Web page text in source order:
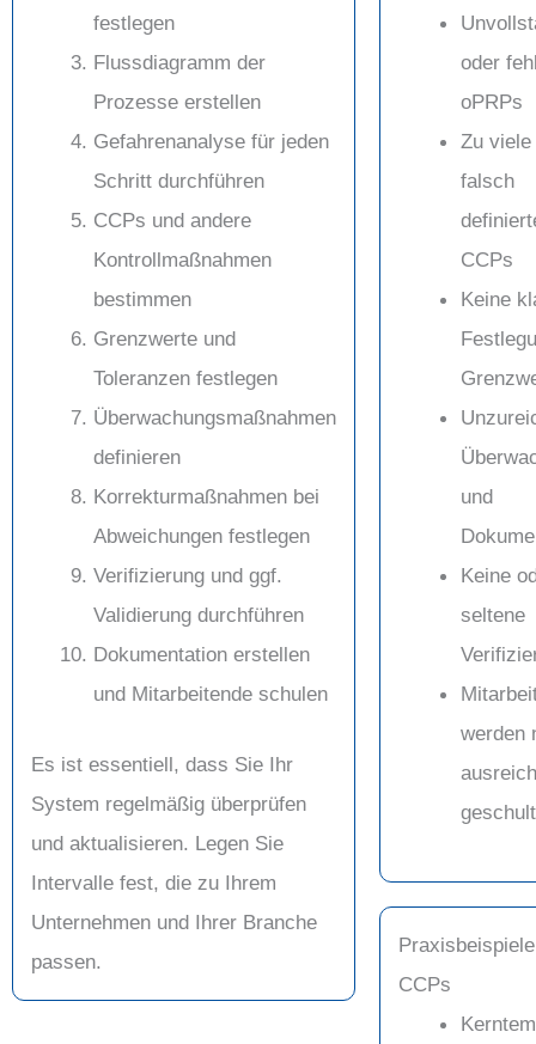
festlegen
Flussdiagramm der
Prozesse erstellen
Gefahrenanalyse für jeden
Schritt durchführen
CCPs und andere
Kontrollmaßnahmen
bestimmen
Grenzwerte und
Toleranzen festlegen
Überwachungsmaßnahmen
definieren
Korrekturmaßnahmen bei
Abweichungen festlegen
Verifizierung und ggf.
Validierung durchführen
Dokumentation erstellen
und Mitarbeitende schulen
Es ist essentiell, dass Sie Ihr
System regelmäßig überprüfen
und aktualisieren. Legen Sie
Intervalle fest, die zu Ihrem
Unternehmen und Ihrer Branche
passen.
oder
oPRPs
Zu viele
falsch
CCPs
Keine
und
Keine
seltene
werden
geschult
CCPs